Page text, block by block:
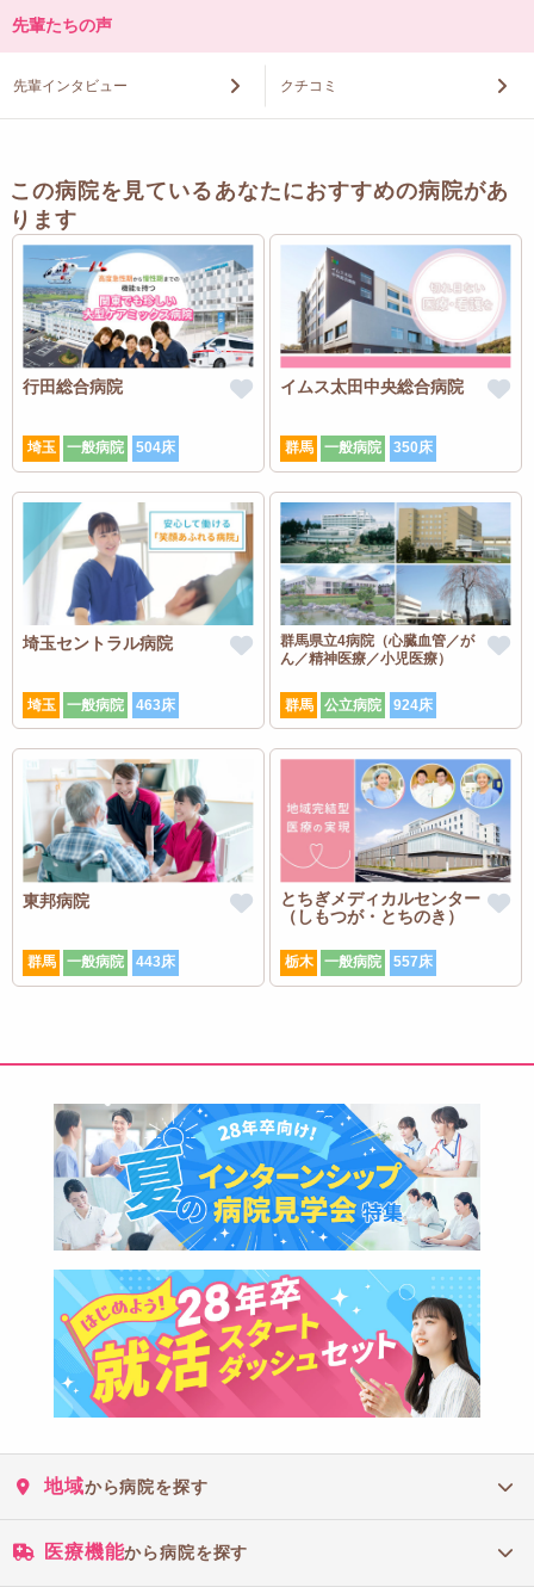
先輩たちの声
先輩インタビュー クチコミ
この病院を見ているあなたにおすすめの病院があ
ります
行田総合病院
埼玉 一般病院 504床
イムス太田中央総合病院
群馬 一般病院 350床
埼玉セントラル病院
埼玉 一般病院 463床
群馬県立4病院（心臓血管／が
ん／精神医療／小児医療）
群馬 公立病院 924床
東邦病院
群馬 一般病院 443床
とちぎメディカルセンター
（しもつが・とちのき）
栃木 一般病院 557床
地域から病院を探す
医療機能から病院を探す